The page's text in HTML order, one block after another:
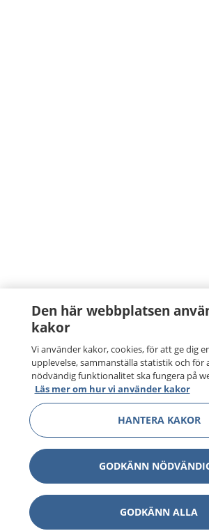
Den här webbplatsen
kakor
Vi använder kakor, cookies, för att ge dig
upplevelse, sammanställa statistik och för
nödvändig funktionalitet ska fungera på
Läs mer om hur vi använder kakor
HANTERA KAKOR
GODKÄNN
GODKÄNN ALLA